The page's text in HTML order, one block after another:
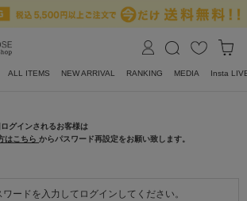
ALL ITEMS NEW ARRIVAL RANKING MEDIA Insta
グインされるお客様は
はこちら からパスワード再設定をお願い致します。
ードを入力してログインしてください。